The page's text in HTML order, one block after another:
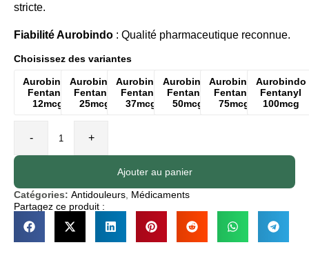
stricte.
Fiabilité Aurobindo : Qualité pharmaceutique reconnue.
Choisissez des variantes
Aurobindo
Fentanyl
12mcg
Aurobindo
Fentanyl
25mcg
Aurobindo
Fentanyl
37mcg
Aurobindo
Fentanyl
50mcg
Aurobindo
Fentanyl
75mcg
Aurobindo
Fentanyl
100mcg
- +
Ajouter au panier
Catégories: Antidouleurs Médicaments
Partagez ce produit :